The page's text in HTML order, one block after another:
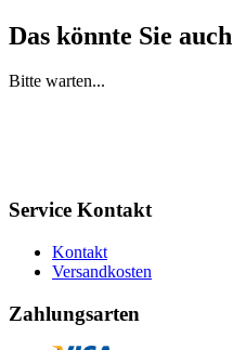
Das könnte Sie
Bitte warten...
Service Kontakt
Kontakt
Versandkosten
Zahlungsarten